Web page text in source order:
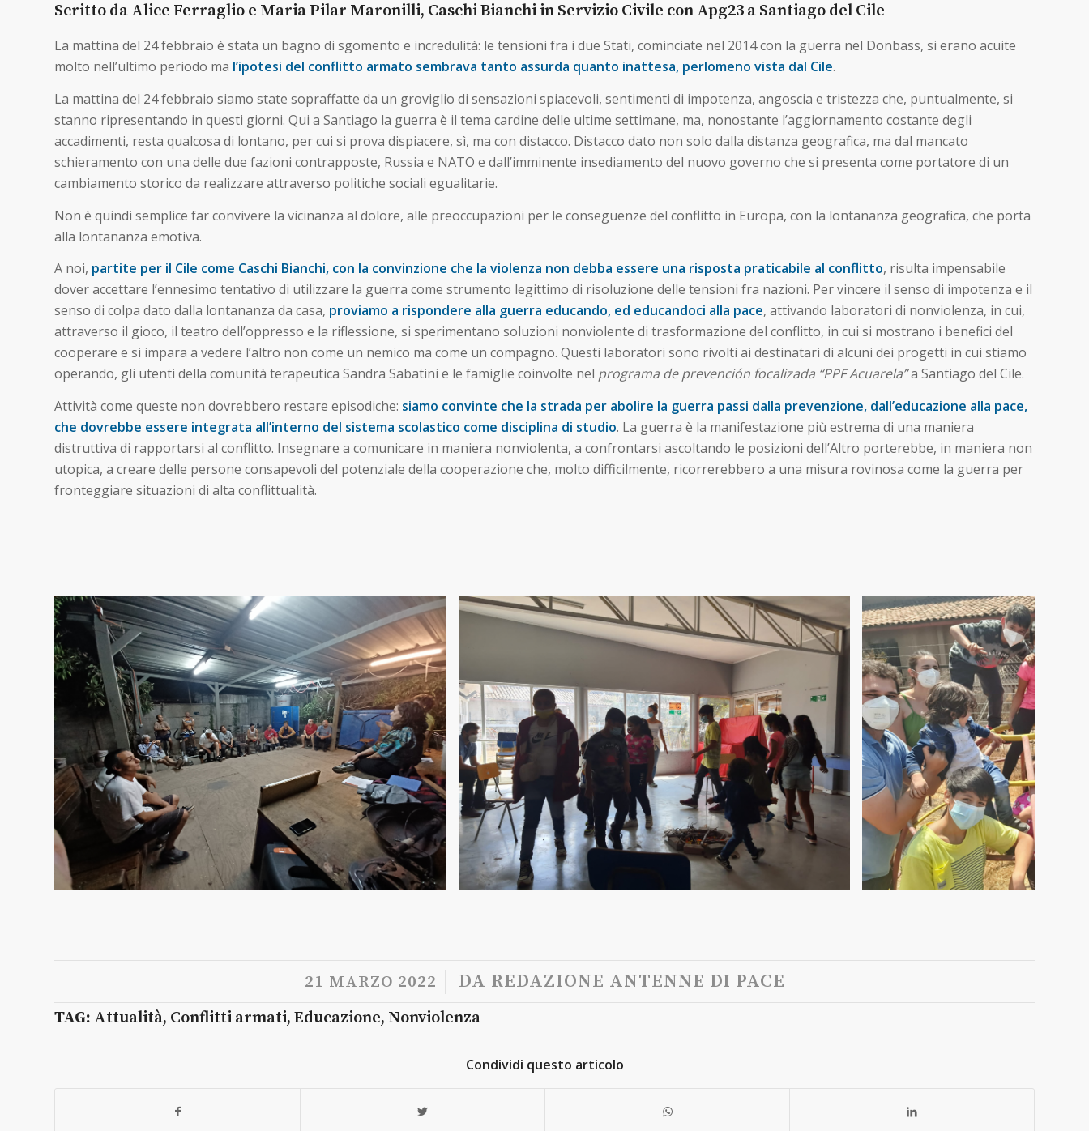
Scritto da Alice Ferraglio e Maria Pilar Maronilli, Caschi Bianchi in Servizio Civile con Apg23 a Santiago del Cile
La mattina del 24 febbraio è stata un bagno di sgomento e incredulità: le tensioni fra i due Stati, cominciate nel 2014 con la guerra nel Donbass, si erano acuite
molto nell’ultimo periodo ma l’ipotesi del conflitto armato sembrava tanto assurda quanto inattesa, perlomeno vista dal Cile.
La mattina del 24 febbraio siamo state sopraffatte da un groviglio di sensazioni spiacevoli, sentimenti di impotenza, angoscia e tristezza che, puntualmente, si
stanno ripresentando in questi giorni. Qui a Santiago la guerra è il tema cardine delle ultime settimane, ma, nonostante l’aggiornamento costante degli
accadimenti, resta qualcosa di lontano, per cui si prova dispiacere, sì, ma con distacco. Distacco dato non solo dalla distanza geografica, ma dal mancato
schieramento con una delle due fazioni contrapposte, Russia e NATO e dall’imminente insediamento del nuovo governo che si presenta come portatore di un
cambiamento storico da realizzare attraverso politiche sociali egualitarie.
Non è quindi semplice far convivere la vicinanza al dolore, alle preoccupazioni per le conseguenze del conflitto in Europa, con la lontananza geografica, che porta
alla lontananza emotiva.
A noi, partite per il Cile come Caschi Bianchi, con la convinzione che la violenza non debba essere una risposta praticabile al conflitto, risulta impensabile
dover accettare l’ennesimo tentativo di utilizzare la guerra come strumento legittimo di risoluzione delle tensioni fra nazioni. Per vincere il senso di impotenza e il
senso di colpa dato dalla lontananza da casa, proviamo a rispondere alla guerra educando, ed educandoci alla pace, attivando laboratori di nonviolenza, in cui,
attraverso il gioco, il teatro dell’oppresso e la riflessione, si sperimentano soluzioni nonviolente di trasformazione del conflitto, in cui si mostrano i benefici del
cooperare e si impara a vedere l’altro non come un nemico ma come un compagno. Questi laboratori sono rivolti ai destinatari di alcuni dei progetti in cui stiamo
operando, gli utenti della comunità terapeutica Sandra Sabatini e le famiglie coinvolte nel programa de prevención focalizada “PPF Acuarela”a Santiago del Cile.
Attività come queste non dovrebbero restare episodiche: siamo convinte che la strada per abolire la guerra passi dalla prevenzione, dall’educazione alla pace,
che dovrebbe essere integrata all’interno del sistema scolastico come disciplina di studio. La guerra è la manifestazione più estrema di una maniera
distruttiva di rapportarsi al conflitto. Insegnare a comunicare in maniera nonviolenta, a confrontarsi ascoltando le posizioni dell’Altro porterebbe, in maniera non
utopica, a creare delle persone consapevoli del potenziale della cooperazione che, molto difficilmente, ricorrerebbero a una misura rovinosa come la guerra per
fronteggiare situazioni di alta conflittualità.
21 MARZO 2022
/ DA REDAZIONE ANTENNE DI PACE
TAG: Attualità, Conflitti armati, Educazione, Nonviolenza
Condividi questo articolo